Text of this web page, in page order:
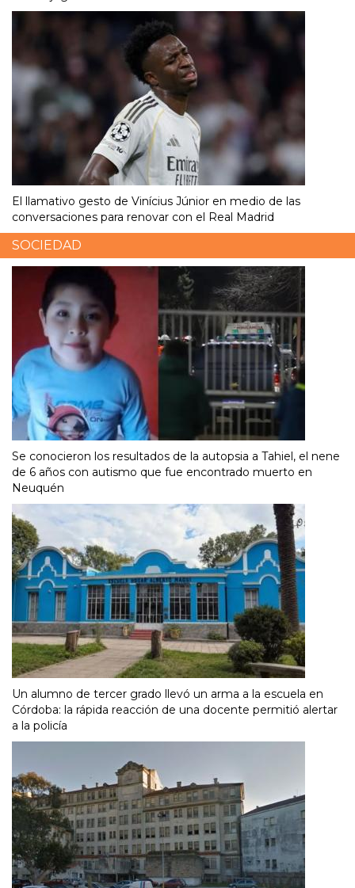
El llamativo gesto de Vinícius Júnior en medio de las
conversaciones para renovar con el Real Madrid
SOCIEDAD
Se conocieron los resultados de la autopsia a Tahiel, el nene
de 6 años con autismo que fue encontrado muerto en
Neuquén
Un alumno de tercer grado llevó un arma a la escuela en
Córdoba: la rápida reacción de una docente permitió alertar
a la policía